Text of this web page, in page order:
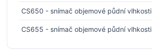
CS650 - snímač objemové půdní vlhkosti
CS655 - snímač objemové půdní vlhkosti